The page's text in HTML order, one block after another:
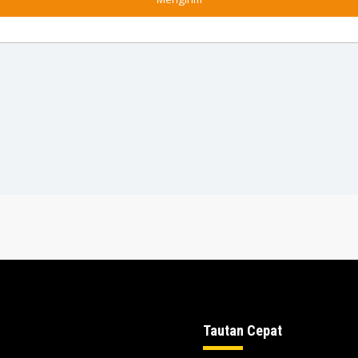
Tautan Cepat